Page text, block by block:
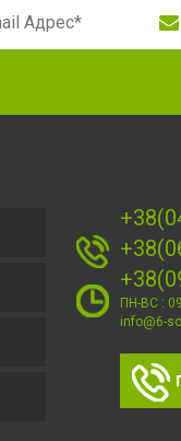
ПН-ВС :
info@6-